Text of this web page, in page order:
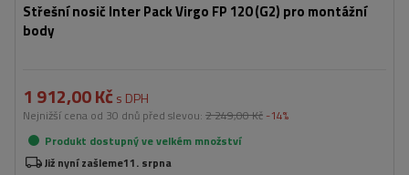
Střešní nosič Inter Pack Virgo FP 120 (G2) pro montážní
body
1 912,00 Kč s DPH
Nejnižší cena od 30 dnů před slevou: 2 249,00 Kč -14%
Produkt dostupný ve velkém množství
Již nyní zašleme11. srpna